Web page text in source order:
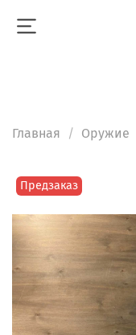
Главная Оружие
Предзаказ